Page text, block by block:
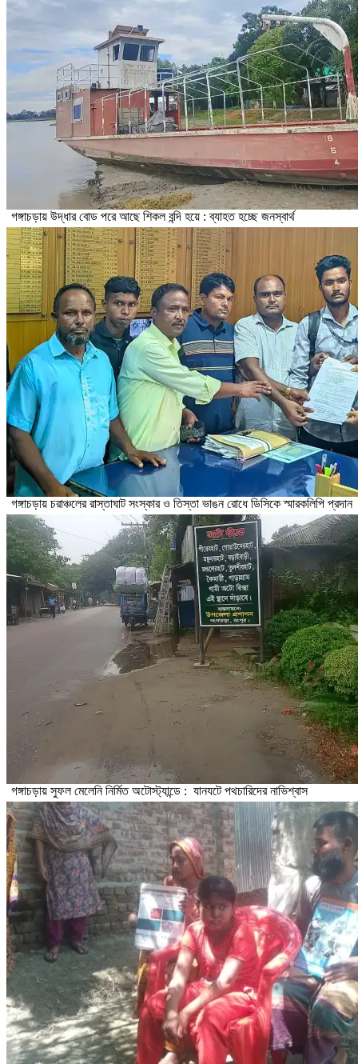
গঙ্গাচড়ায় উদ্ধার বোড পরে আছে শিকল বন্দি হয়ে : ব্যাহত হচ্ছে জনস্বার্থ
গঙ্গাচড়ায় চরাঞ্চলের রাস্তাঘাট সংস্কার ও তিস্তা ভাঙন রোধে ডিসিকে স্মারকলিপি প্রদান
গঙ্গাচড়ায় সুফল মেলেনি নির্মিত অটোস্ট্যান্ডে : যানযটে পথচারিদের নাভিশ্বাস